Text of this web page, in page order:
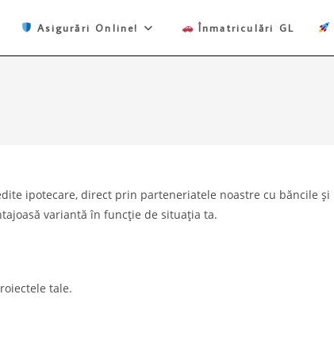
Asigurări Online! Înmatriculări GL
ipotecare, direct prin parteneriatele noastre cu băncile și
variantă în funcție de situația ta.
tale.